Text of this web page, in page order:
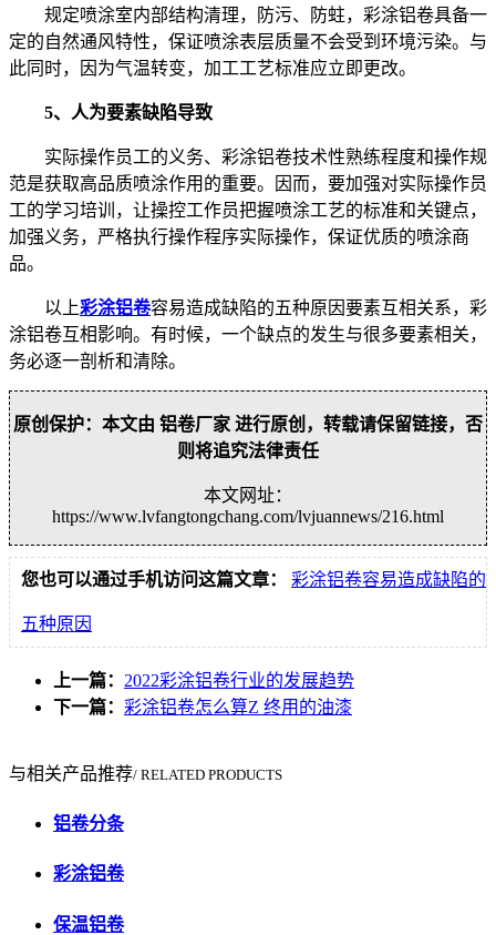
规定喷涂室内部结构清理，防污、防蛀，彩涂铝卷具备一
定的自然通风特性，保证喷涂表层质量不会受到环境污染。与
此同时，因为气温转变，加工工艺标准应立即更改。
5、人为要素缺陷导致
实际操作员工的义务、彩涂铝卷技术性熟练程度和操作规
范是获取高品质喷涂作用的重要。因而，要加强对实际操作员
工的学习培训，让操控工作员把握喷涂工艺的标准和关键点，
加强义务，严格执行操作程序实际操作，保证优质的喷涂商
品。
以上彩涂铝卷容易造成缺陷的五种原因要素互相关系，彩
涂铝卷互相影响。有时候，一个缺点的发生与很多要素相关，
务必逐一剖析和清除。
原创保护：本文由 铝卷厂家 进行原创，转载请保留链接，否
则将追究法律责任
本文网址：
https://www.lvfangtongchang.com/lvjuannews/216.html
您也可以通过手机访问这篇文章： 彩涂铝卷容易造成缺陷的
五种原因
上一篇： 2022彩涂铝卷行业的发展趋势
下一篇： 彩涂铝卷怎么算Z 终用的油漆
与相关产品推荐/ RELATED PRODUCTS
铝卷分条
彩涂铝卷
保温铝卷